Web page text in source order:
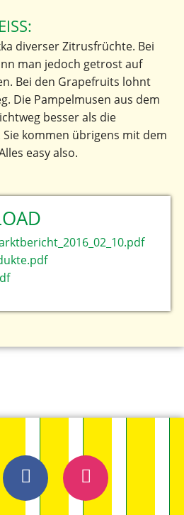
diverser Zitrusfrüchte. Bei
man jedoch getrost auf
Bei den Grapefruits lohnt
Die Pampelmusen aus dem
besser als die
kommen übrigens mit dem
easy also.